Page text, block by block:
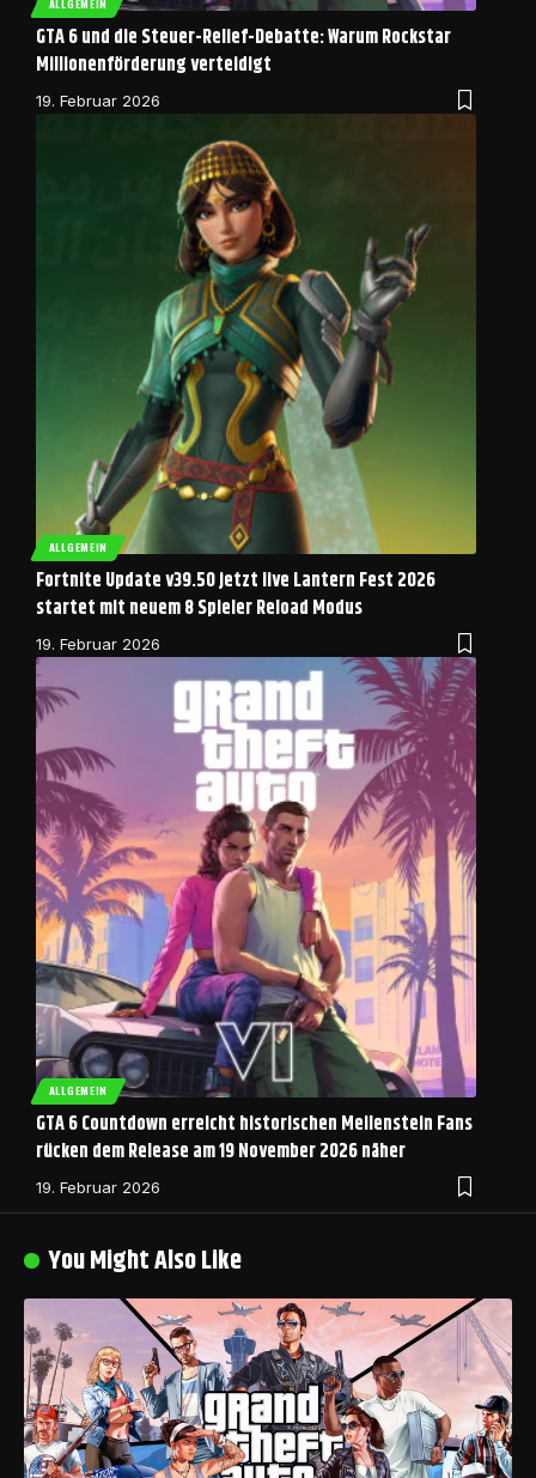
ALLGEMEIN
GTA 6 und die Steuer-Relief-Debatte: Warum Rockstar
Millionenförderung verteidigt
19. Februar 2026
ALLGEMEIN
Fortnite Update v39.50 jetzt live Lantern Fest 2026
startet mit neuem 8 Spieler Reload Modus
19. Februar 2026
ALLGEMEIN
GTA 6 Countdown erreicht historischen Meilenstein Fans
rücken dem Release am 19 November 2026 näher
19. Februar 2026
You Might Also Like